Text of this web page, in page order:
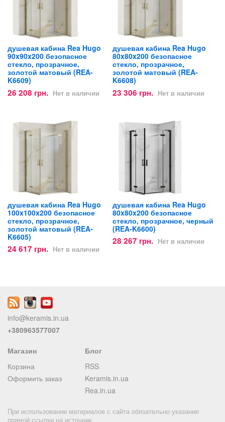
душевая кабина Rea Hugo
90x90x200 безопасное
стекло, прозрачное,
золотой матовый (REA-
K6609)
26 208 грн. Нет в наличии
душевая кабина Rea Hugo
80x80x200 безопасное
стекло, прозрачное,
золотой матовый (REA-
K6608)
23 306 грн. Нет в наличии
душевая кабина Rea Hugo
100x100x200 безопасное
стекло, прозрачное,
золотой матовый (REA-
K6605)
24 617 грн. Нет в наличии
душевая кабина Rea Hugo
80x80x200 безопасное
стекло, прозрачное, черный
(REA-K6600)
28 267 грн. Нет в наличии
info@keramis.in.ua
+380963577007
Магазин
Корзина
Оформить заказ
Блог
RSS
Keramis.in.ua
Rea.in.ua
При использовании материалов с сайта обязательно указание
прямой ссылки на источник.